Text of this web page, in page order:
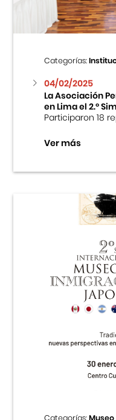
Categorías:
04/02/2025
La Asociación
en Lima el 2.º
Participaron 18
Ver más